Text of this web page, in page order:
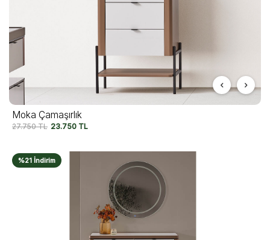
Moka Çamaşırlık
27.750TL 23.750 TL
%21 İndirim